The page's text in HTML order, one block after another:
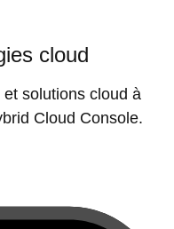
cloud
solutions cloud à
Cloud Console.